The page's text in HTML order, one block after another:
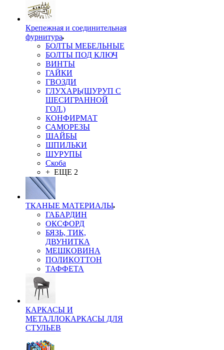
Крепежная и соединительная
фурнитура
БОЛТЫ МЕБЕЛЬНЫЕ
БОЛТЫ ПОД КЛЮЧ
ВИНТЫ
ГАЙКИ
ГВОЗДИ
ГЛУХАРЬ(ШУРУП С
ШЕСИГРАННОЙ
ГОЛ.)
КОНФИРМАТ
САМОРЕЗЫ
ШАЙБЫ
ШПИЛЬКИ
ШУРУПЫ
Скоба
+ ЕЩЕ 2
ТКАНЫЕ МАТЕРИАЛЫ
ГАБАРДИН
ОКСФОРД
БЯЗЬ, ТИК,
ДВУНИТКА
МЕШКОВИНА
ПОЛИКОТТОН
ТАФФЕТА
КАРКАСЫ И
МЕТАЛЛОКАРКАСЫ ДЛЯ
СТУЛЬЕВ